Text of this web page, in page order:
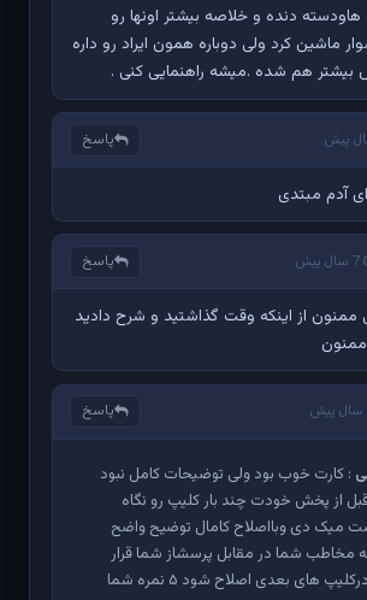
دنده و خلاصه بیشتر اونها رو
ماشین کرد ولی دوباره همون ایراد رو داره
هم شده .میشه راهنمایی کنی .
پاسخ
آدم مبتدی
7 سال پیش پاسخ
ممنون از اینکه وقت گذاشتید و شرح دادید
پاسخ
: کارت خوب بود ولی توضیحات کامل نبود
از پخش خودت چند بار کلیپ رو نگاه
میک دی وبااصلاح کامال توضیح واضح
مخاطب شما در مقابل پرسشاز شما قرار
های بعدی اصلاح شود ۵ نمره شما